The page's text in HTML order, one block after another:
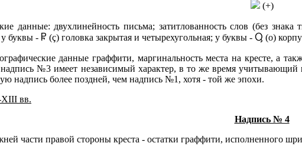
(+)
данные: двухлинейность письма; затитлованность слов (без
буквы - Ⴜ (ç) головка закрытая и четырехугольная; у буквы - Ⴓ (o)
данные граффити, маргинальность места на кресте, а
надпись №3 имеет независимый характер, в то же время
надпись более поздней, чем надпись №1, хотя - той же эпохи.
XIII вв.
Надпись № 4
части правой стороны креста - остатки граффити, исполненного